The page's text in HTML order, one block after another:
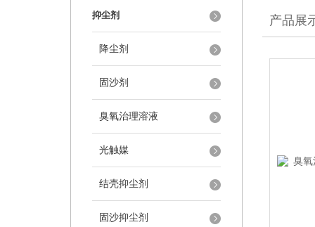
抑尘剂
降尘剂
固沙剂
臭氧治理溶液
光触媒
结壳抑尘剂
固沙抑尘剂
产品展